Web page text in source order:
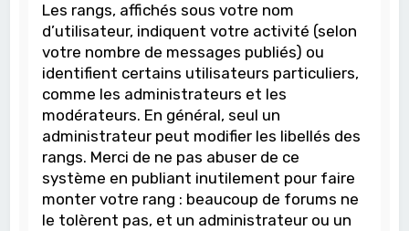
Les rangs, affichés sous votre nom
d’utilisateur, indiquent votre activité (selon
votre nombre de messages publiés) ou
identifient certains utilisateurs particuliers,
comme les administrateurs et les
modérateurs. En général, seul un
administrateur peut modifier les libellés des
rangs. Merci de ne pas abuser de ce
système en publiant inutilement pour faire
monter votre rang : beaucoup de forums ne
le tolèrent pas, et un administrateur ou un